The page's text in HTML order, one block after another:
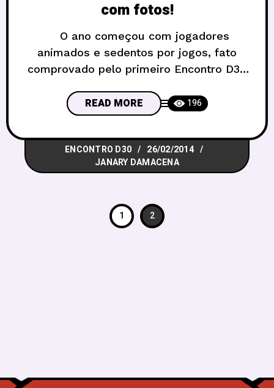
com fotos!
O ano começou com jogadores
animados e sedentos por jogos, fato
comprovado pelo primeiro Encontro D30
pessoas se aventurando entre as
diversas mesas de RPG espalhadas pelo
espaçoso salão do Clube Vizinhança.
Antes do horário marcado para o início
do Encontro, cerca de 30 pessoas
READ MORE 196
ENCONTRO D30
26/02/2014
JANARY DAMACENA
1 2